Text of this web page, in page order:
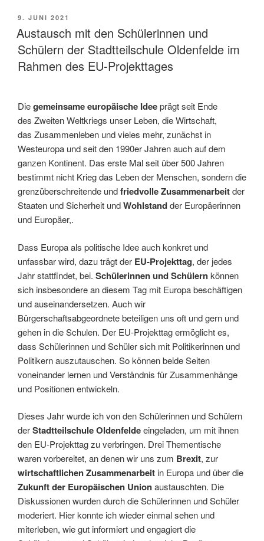
VERÖFFENTLICHT
AM
9. JUNI 2021
Austausch mit den Schülerinnen und
Schülern der Stadtteilschule Oldenfelde im
Rahmen des EU-Projekttages
Diegemeinsame europäische Ideeprägt seit Ende
des Zweiten Weltkriegs unser Leben, die Wirtschaft,
das Zusammenleben und vieles mehr, zunächst in
Westeuropa und seit den 1990er Jahren auch auf dem
ganzen Kontinent. Das erste Mal seit über 500 Jahren
bestimmt nicht Krieg das Leben der Menschen, sondern die
grenzüberschreitende undfriedvolle Zusammenarbeitder
Staaten und Sicherheit undWohlstandder Europäerinnen
und Europäer,.
Dass Europa als politische Idee auch konkret und
unfassbar wird, dazu trägt der EU-Projekttag, der jedes
Jahr stattfindet, bei. Schülerinnen und Schülernkönnen
sich insbesondere an diesem Tag mit Europa beschäftigen
und auseinandersetzen. Auch wir
Bürgerschaftsabgeordnete beteiligen uns oft und gern und
gehen in die Schulen. Der EU-Projekttag ermöglicht es,
dass Schülerinnen und Schüler sich mit Politikerinnen und
Politikern auszutauschen. So können beide Seiten
voneinander lernen und Verständnis für Zusammenhänge
und Positionen entwickeln.
Dieses Jahr wurde ich von den Schülerinnen und Schülern
derStadtteilschule Oldenfeldeeingeladen, um mit ihnen
den EU-Projekttag zu verbringen. Drei Thementische
waren vorbereitet, an denen wir uns zum Brexit, zur
wirtschaftlichen Zusammenarbeit in Europa und über die
Zukunft der Europäischen Unionaustauschten. Die
Diskussionen wurden durch die Schülerinnen und Schüler
moderiert. Hier konnte ich wieder einmal sehen und
miterleben, wie gut informiert und engagiert die